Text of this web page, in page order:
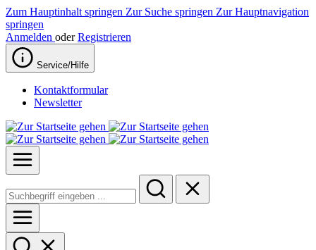
Zum Hauptinhalt springen Zur Suche springen Zur Hauptnavigation
springen
Anmelden oder Registrieren
Service/Hilfe
Kontaktformular
Newsletter